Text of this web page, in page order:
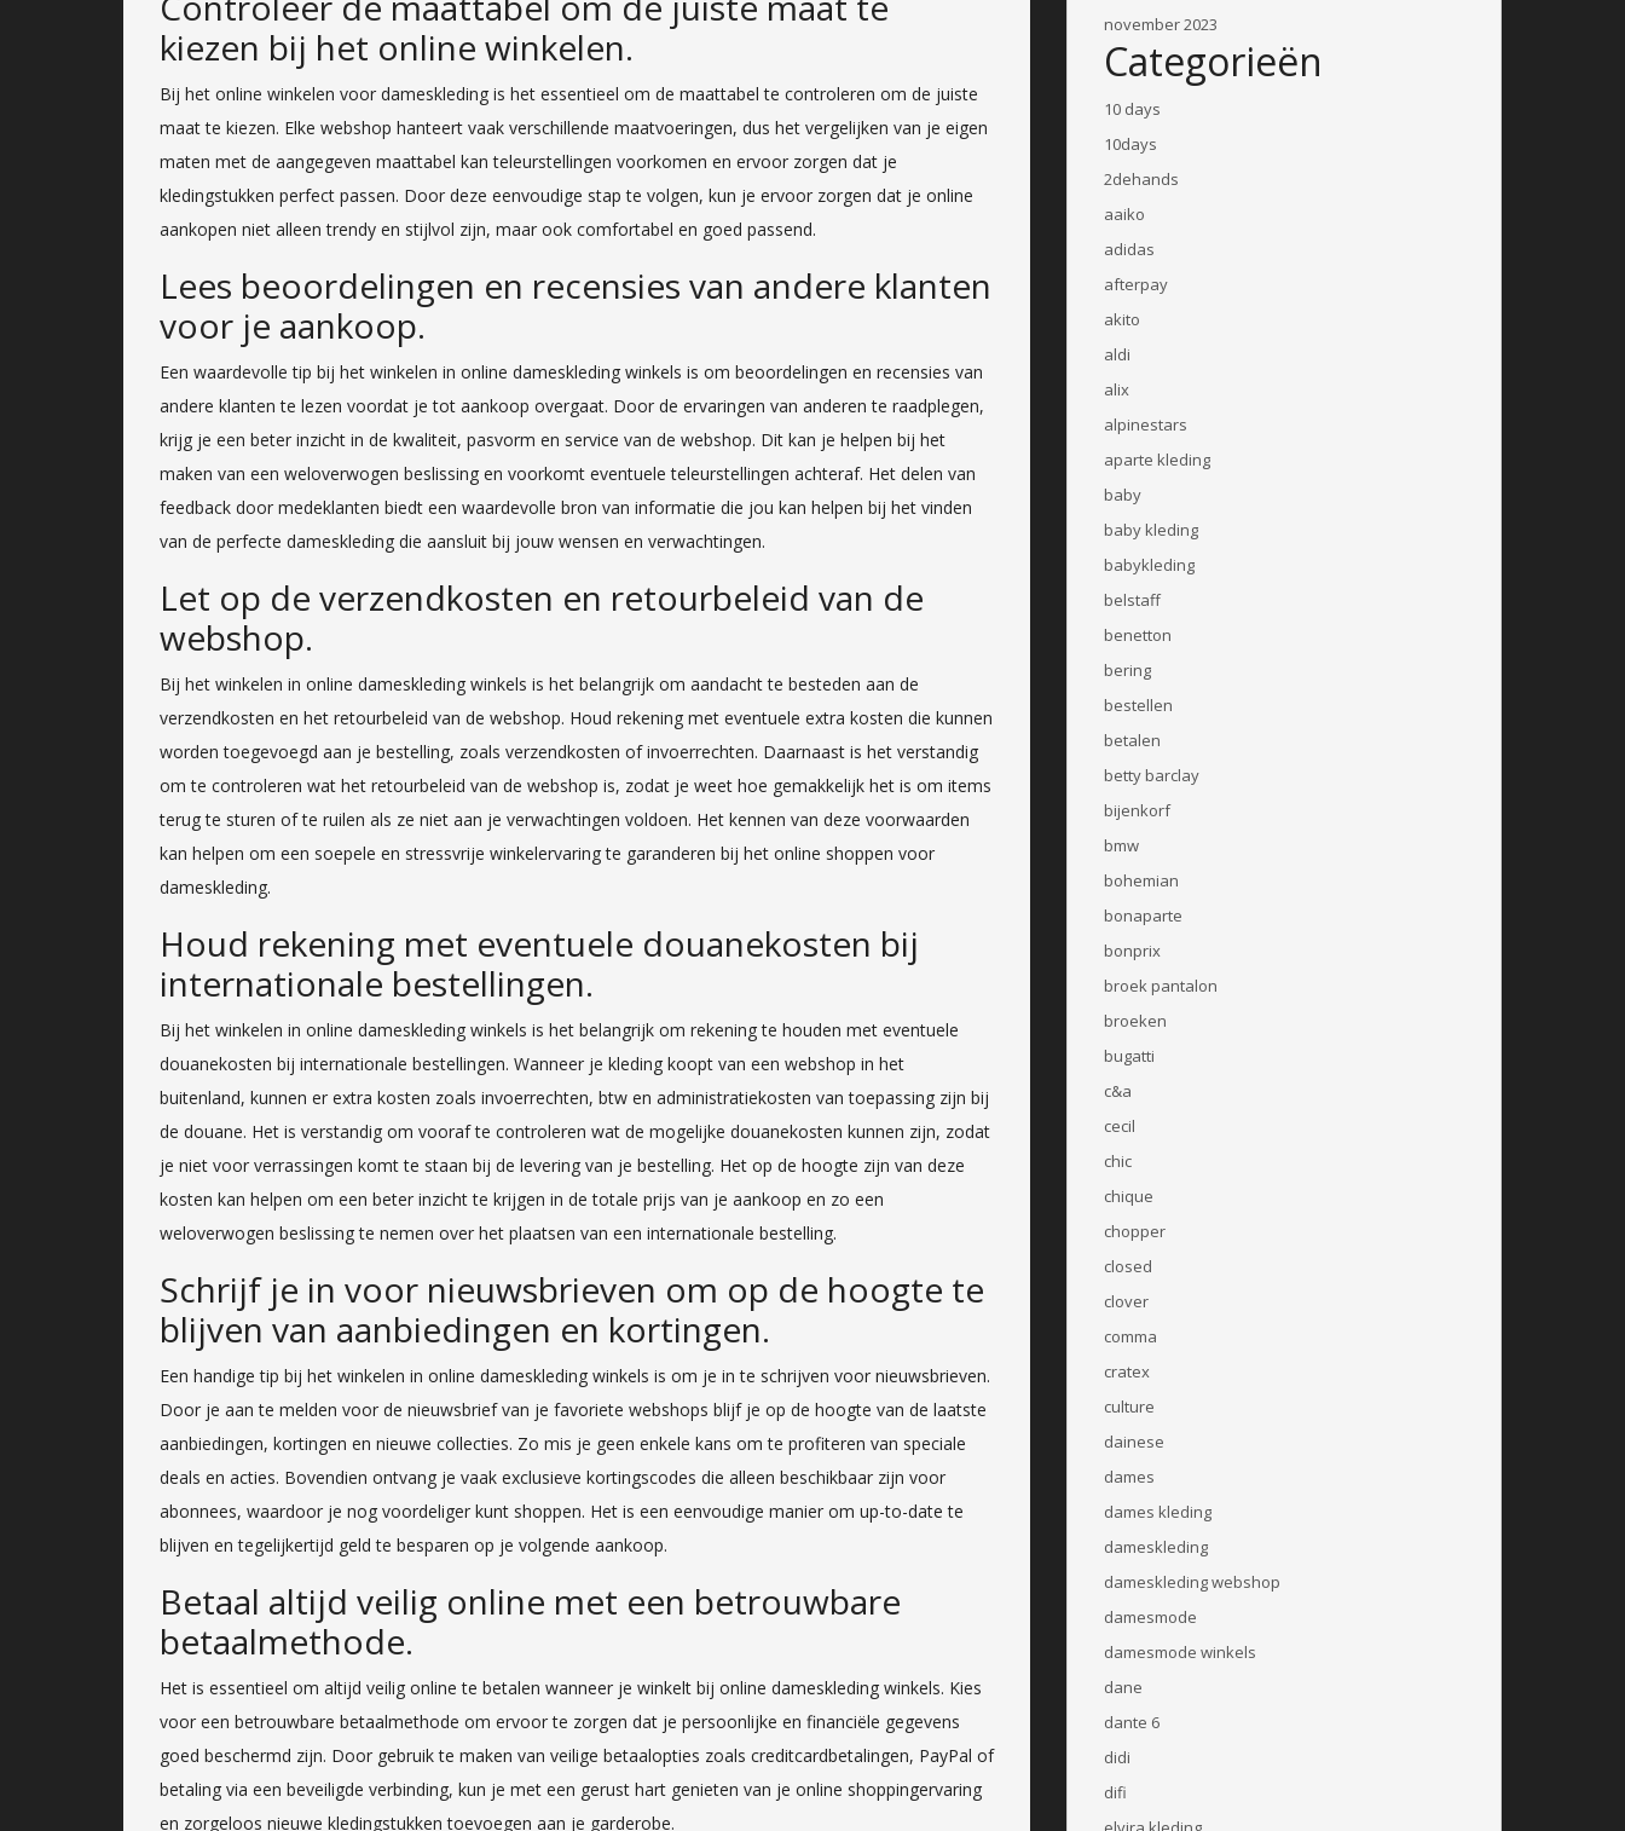
kiezen bij het online winkelen.
Bij het online winkelen voor dameskleding is het essentieel om de maattabel te controleren om de juiste
maat te kiezen. Elke webshop hanteert vaak verschillende maatvoeringen, dus het vergelijken van je eigen
maten met de aangegeven maattabel kan teleurstellingen voorkomen en ervoor zorgen dat je
kledingstukken perfect passen. Door deze eenvoudige stap te volgen, kun je ervoor zorgen dat je online
aankopen niet alleen trendy en stijlvol zijn, maar ook comfortabel en goed passend.
Lees beoordelingen en recensies van andere klanten
voor je aankoop.
Een waardevolle tip bij het winkelen in online dameskleding winkels is om beoordelingen en recensies van
andere klanten te lezen voordat je tot aankoop overgaat. Door de ervaringen van anderen te raadplegen,
krijg je een beter inzicht in de kwaliteit, pasvorm en service van de webshop. Dit kan je helpen bij het
maken van een weloverwogen beslissing en voorkomt eventuele teleurstellingen achteraf. Het delen van
feedback door medeklanten biedt een waardevolle bron van informatie die jou kan helpen bij het vinden
van de perfecte dameskleding die aansluit bij jouw wensen en verwachtingen.
Let op de verzendkosten en retourbeleid van de
webshop.
Bij het winkelen in online dameskleding winkels is het belangrijk om aandacht te besteden aan de
verzendkosten en het retourbeleid van de webshop. Houd rekening met eventuele extra kosten die kunnen
worden toegevoegd aan je bestelling, zoals verzendkosten of invoerrechten. Daarnaast is het verstandig
om te controleren wat het retourbeleid van de webshop is, zodat je weet hoe gemakkelijk het is om items
terug te sturen of te ruilen als ze niet aan je verwachtingen voldoen. Het kennen van deze voorwaarden
kan helpen om een soepele en stressvrije winkelervaring te garanderen bij het online shoppen voor
dameskleding.
Houd rekening met eventuele douanekosten bij
internationale bestellingen.
Bij het winkelen in online dameskleding winkels is het belangrijk om rekening te houden met eventuele
douanekosten bij internationale bestellingen. Wanneer je kleding koopt van een webshop in het
buitenland, kunnen er extra kosten zoals invoerrechten, btw en administratiekosten van toepassing zijn bij
de douane. Het is verstandig om vooraf te controleren wat de mogelijke douanekosten kunnen zijn, zodat
je niet voor verrassingen komt te staan bij de levering van je bestelling. Het op de hoogte zijn van deze
kosten kan helpen om een beter inzicht te krijgen in de totale prijs van je aankoop en zo een
weloverwogen beslissing te nemen over het plaatsen van een internationale bestelling.
Schrijf je in voor nieuwsbrieven om op de hoogte te
blijven van aanbiedingen en kortingen.
Een handige tip bij het winkelen in online dameskleding winkels is om je in te schrijven voor nieuwsbrieven.
Door je aan te melden voor de nieuwsbrief van je favoriete webshops blijf je op de hoogte van de laatste
aanbiedingen, kortingen en nieuwe collecties. Zo mis je geen enkele kans om te profiteren van speciale
deals en acties. Bovendien ontvang je vaak exclusieve kortingscodes die alleen beschikbaar zijn voor
abonnees, waardoor je nog voordeliger kunt shoppen. Het is een eenvoudige manier om up-to-date te
blijven en tegelijkertijd geld te besparen op je volgende aankoop.
Betaal altijd veilig online met een betrouwbare
betaalmethode.
Het is essentieel om altijd veilig online te betalen wanneer je winkelt bij online dameskleding winkels. Kies
voor een betrouwbare betaalmethode om ervoor te zorgen dat je persoonlijke en financiële gegevens
goed beschermd zijn. Door gebruik te maken van veilige betaalopties zoals creditcardbetalingen, PayPal of
betaling via een beveiligde verbinding, kun je met een gerust hart genieten van je online shoppingervaring
en zorgeloos nieuwe kledingstukken toevoegen aan je garderobe.
november 2023
Categorieën
10 days
10days
2dehands
aaiko
adidas
afterpay
akito
aldi
alix
alpinestars
aparte kleding
baby
baby kleding
babykleding
belstaff
benetton
bering
bestellen
betalen
betty barclay
bijenkorf
bmw
bohemian
bonaparte
bonprix
broek pantalon
broeken
bugatti
c&a
cecil
chic
chique
chopper
closed
clover
comma
cratex
culture
dainese
dames
dames kleding
dameskleding
dameskleding webshop
damesmode
damesmode winkels
dane
dante 6
didi
difi